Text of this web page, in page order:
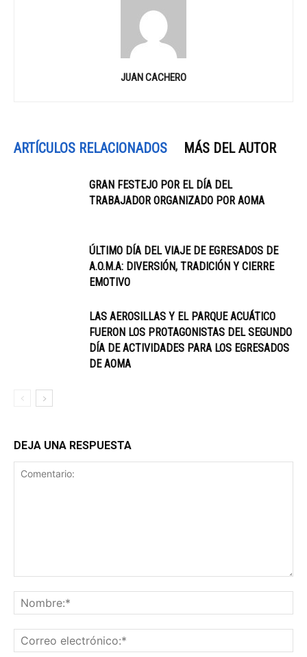
JUAN CACHERO
ARTÍCULOS RELACIONADOS MÁS DEL AUTOR
GRAN FESTEJO POR EL DÍA DEL
TRABAJADOR ORGANIZADO POR AOMA
ÚLTIMO DÍA DEL VIAJE DE EGRESADOS DE
A.O.M.A: DIVERSIÓN, TRADICIÓN Y CIERRE
EMOTIVO
LAS AEROSILLAS Y EL PARQUE ACUÁTICO
FUERON LOS PROTAGONISTAS DEL SEGUNDO
DÍA DE ACTIVIDADES PARA LOS EGRESADOS
DE AOMA
DEJA UNA RESPUESTA